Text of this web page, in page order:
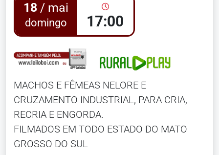
18 / mai
domingo 17:00
MACHOS E FÊMEAS NELORE E
CRUZAMENTO INDUSTRIAL, PARA CRIA,
RECRIA E ENGORDA.
FILMADOS EM TODO ESTADO DO MATO
GROSSO DO SUL